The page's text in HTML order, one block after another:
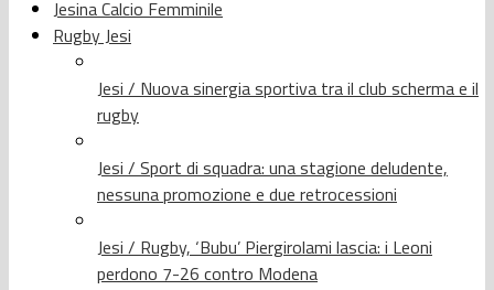
Jesina Calcio Femminile
Rugby Jesi
Jesi / Nuova sinergia sportiva tra il club scherma e il
rugby
Jesi / Sport di squadra: una stagione deludente,
nessuna promozione e due retrocessioni
Jesi / Rugby, ‘Bubu’ Piergirolami lascia: i Leoni
perdono 7-26 contro Modena